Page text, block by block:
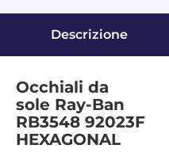
Descrizione
Occhiali da
sole Ray-Ban
RB3548 92023F
HEXAGONAL